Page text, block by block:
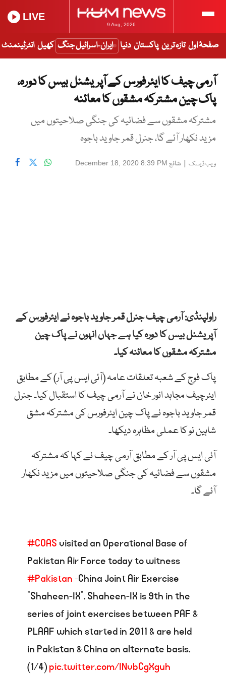
9 Aug, 2026
LIVE
صفحۂ اول تازہ ترین پاکستان دنیا ایران-اسرائیل جنگ کھیل انٹرٹینمنٹ
آرمی چیف کا ایئرفورس کے آپریشنل بیس کا دورہ،
پاک چین مشترکہ مشقوں کا معائنہ
مشترکہ مشقوں سے فضائیہ کی جنگی صلاحیتوں میں
مزید نکھار آئے گا، جنرل قمر جاوید باجوہ
ویب ڈیسک | شائع December 18, 2020 8:39 PM
راولپنڈی: آرمی چیف جنرل قمر جاوید باجوہ نے ایئرفورس کے
آپریشنل بیس کا دورہ کیا ہے جہاں انہوں نے پاک چین
مشترکہ مشقوں کا معائنہ کیا۔
پاک فوج کے شعبہ تعلقات عامہ (آئی ایس پی آر) کے مطابق
ایئرچیف مجاہد انور خان نے آرمی چیف کا استقبال کیا۔ جنرل
قمر جاوید باجوہ نے پاک چین ایئرفورس کی مشترکہ مشق
شاہین نو کا عملی مظاہرہ دیکھا۔
آئی ایس پی آر کے مطابق آرمی چیف نے کہا کہ مشترکہ
مشقوں سے فضائیہ کی جنگی صلاحیتوں میں مزید نکھار
آئے گا۔
#COAS visited an Operational Base of
Pakistan Air Force today to witness
#Pakistan-China Joint Air Exercise
“Shaheen-IX”. Shaheen-IX is 9th in the
series of joint exercises between PAF &
PLAAF which started in 2011 & are held
in Pakistan & China on alternate basis.
(1/4)pic.twitter.com/INvbCgXguh